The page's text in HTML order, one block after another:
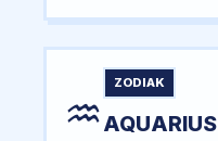
♒
ZODIAK
AQUARIUS